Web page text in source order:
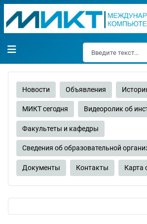
Поиск
Новости Объявления
МИКТ сегодня Видеоролик об
Факультеты и кафедры
Сведения об образовательной
Документы Контакты Карта